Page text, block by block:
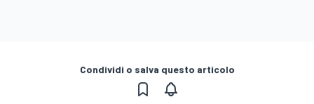
Condividi o salva questo articolo